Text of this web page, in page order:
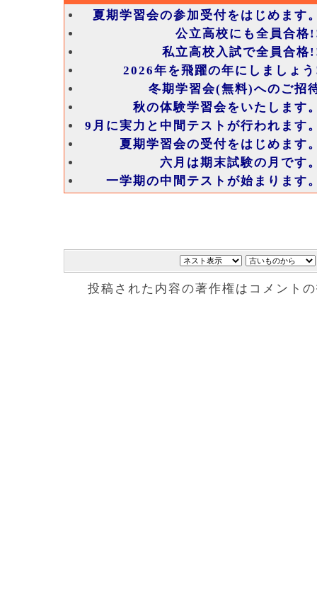
夏期学習会の参加受付をはじめます
公立高校にも全員合格
私立高校入試で全員合格
2026年を飛躍の年にしましょ
冬期学習会(無料)へのご招
秋の体験学習会をいたします
9月に実力と中間テストが行われます
夏期学習会の受付をはじめます
六月は期末試験の月です
一学期の中間テストが始まります
投稿された内容の著作権はコメント